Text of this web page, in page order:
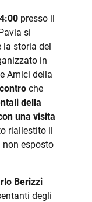
presso il
si
la storia del
in
Amici della
che
della
una visita
riallestito il
non esposto
Berizzi
degli